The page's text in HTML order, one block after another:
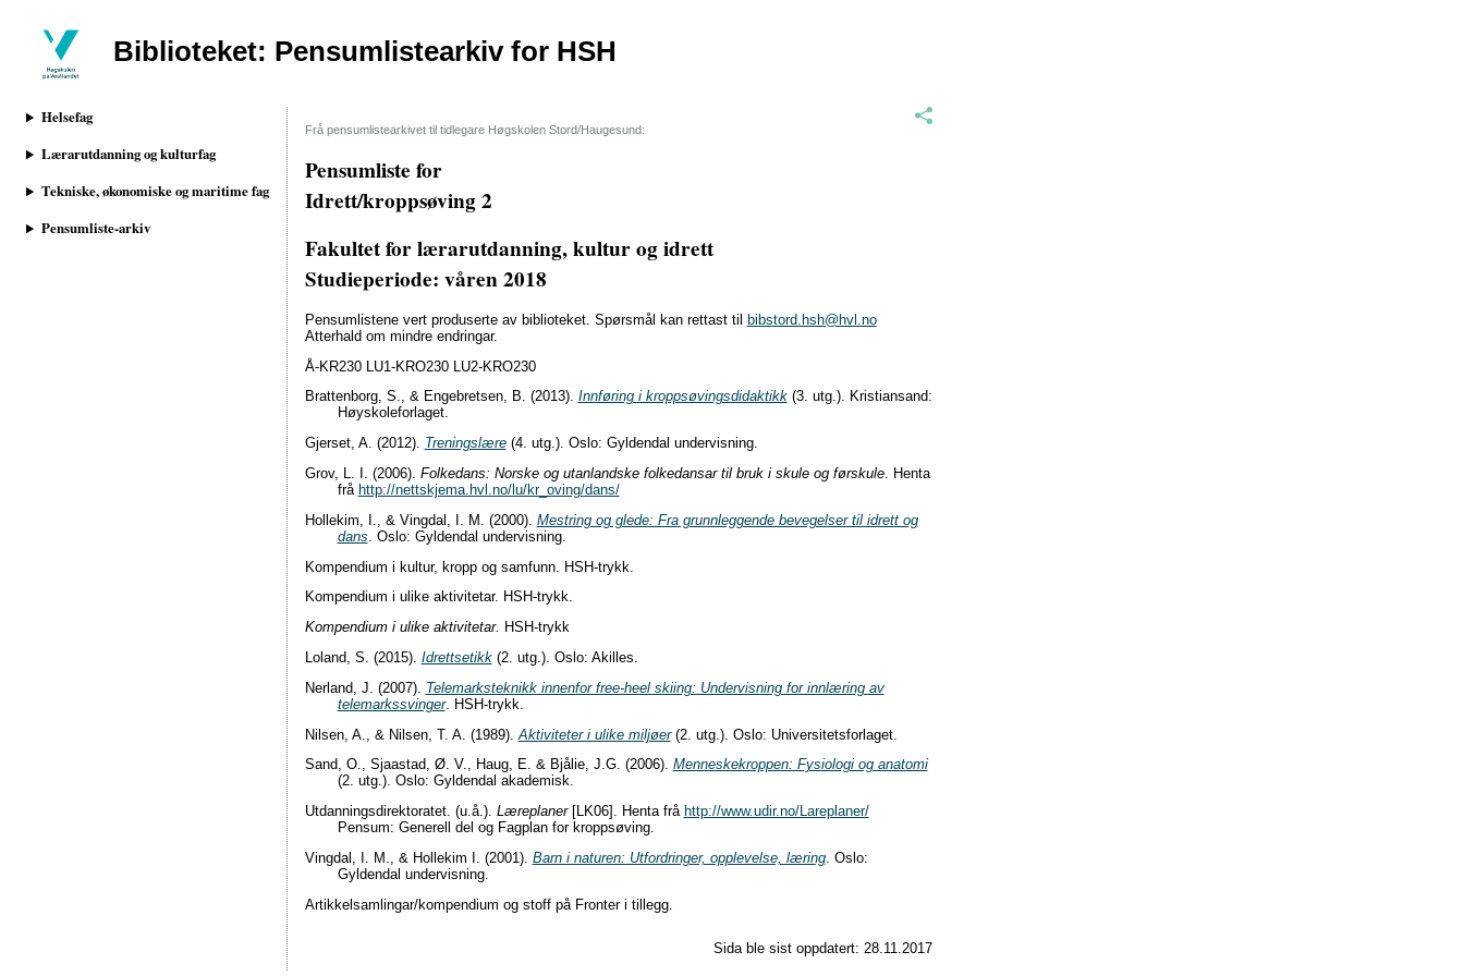
Biblioteket: Pensumlistearkiv for HSH
Helsefag
Lærarutdanning og kulturfag
Tekniske, økonomiske og maritime fag
Pensumliste-arkiv
Frå pensumlistearkivet til tidlegare Høgskolen Stord/Haugesund:
Pensumliste for
Idrett/kroppsøving 2
Fakultet for lærarutdanning, kultur og idrett
Studieperiode: våren 2018
Pensumlistene vert produserte av biblioteket. Spørsmål kan rettast til
bibstord.hsh@hvl.no
Atterhald om mindre endringar.
Å-KR230 LU1-KRO230 LU2-KRO230
Brattenborg, S., & Engebretsen, B. (2013). Innføring i kroppsøvingsdidaktikk(3. utg.). Kristiansand:
Høyskoleforlaget.
Gjerset, A. (2012). Treningslære(4. utg.). Oslo: Gyldendal undervisning.
Grov, L. I. (2006). Folkedans: Norske og utanlandske folkedansar til bruk i skule og førskule. Henta
frå http://nettskjema.hvl.no/lu/kr_oving/dans/
Hollekim, I., & Vingdal, I. M. (2000). Mestring og glede: Fra grunnleggende bevegelser til idrett og
dans . Oslo: Gyldendal undervisning.
Kompendium i kultur, kropp og samfunn. HSH-trykk.
Kompendium i ulike aktivitetar. HSH-trykk.
Kompendium i ulike aktivitetar. HSH-trykk
Loland, S. (2015). Idrettsetikk(2. utg.). Oslo: Akilles.
Nerland, J. (2007). Telemarksteknikk innenfor free-heel skiing: Undervisning for innlæring av
telemarkssvinger. HSH-trykk.
Nilsen, A., & Nilsen, T. A. (1989). Aktiviteter i ulike miljøer(2. utg.). Oslo: Universitetsforlaget.
Sand, O., Sjaastad, Ø. V., Haug, E. & Bjålie, J.G. (2006). Menneskekroppen: Fysiologi og anatomi
(2. utg.). Oslo: Gyldendal akademisk.
Utdanningsdirektoratet. (u.å.). Læreplaner[LK06]. Henta frå http://www.udir.no/Lareplaner/
Pensum: Generell del og Fagplan for kroppsøving.
Vingdal, I. M., & Hollekim I. (2001). Barn i naturen: Utfordringer, opplevelse, læring. Oslo:
Gyldendal undervisning.
Artikkelsamlingar/kompendium og stoff på Fronter i tillegg.
Sida ble sist oppdatert: 28.11.2017